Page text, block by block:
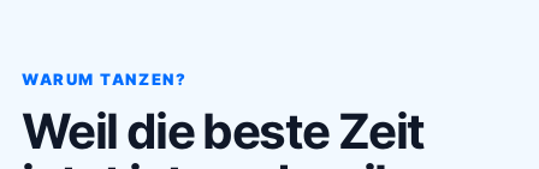
WARUM TANZEN?
Weil die beste Zeit